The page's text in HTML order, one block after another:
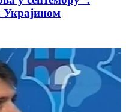
Украјином